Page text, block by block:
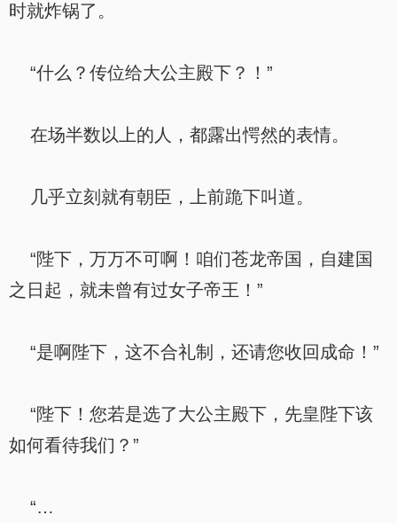
时就炸锅了。
“什么？传位给大公主殿下？！”
在场半数以上的人，都露出愕然的表情。
几乎立刻就有朝臣，上前跪下叫道。
“陛下，万万不可啊！咱们苍龙帝国，自建国
之日起，就未曾有过女子帝王！”
“是啊陛下，这不合礼制，还请您收回成命！”
“陛下！您若是选了大公主殿下，先皇陛下该
如何看待我们？”
“…